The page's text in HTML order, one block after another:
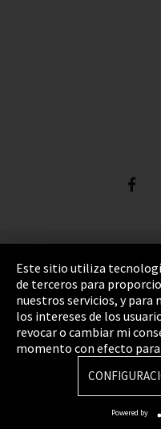
Pie de imprenta
Política de privacidad
Cookie Settings
Términos y Condiciones
Mapa del sitio
Integrity Line
Este sitio utiliza
de terceros para
nuestros servicios, y para
los intereses de los
revocar o cambiar mi
momento con efecto
Powered by